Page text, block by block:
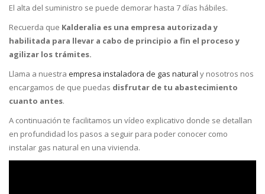
El alta del suministro se puede demorar hasta 7 días hábiles.
Recuerda que Kalderalia es una empresa autorizada y
habilitada para llevar a cabo de principio a fin el proceso y
agilizar los trámites.
Llama a nuestra empresa instaladora de gas natural y nosotros nos
encargamos de que puedas disfrutar de tu abastecimiento
cuanto antes.
A continuación te facilitamos un vídeo explicativo donde se detallan
en profundidad los pasos a seguir para poder conocer como
instalar gas natural en una vivienda.